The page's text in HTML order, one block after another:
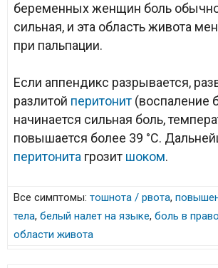
беременных женщин боль
сильная, и эта область живота
при пальпации.
Если аппендикс разрывается,
разлитой перитонит (воспаление
начинается сильная боль,
повышается более 39 °С.
перитонита грозит шоком.
Все симптомы: тошнота / рвота,
тела, белый налет на языке, боль в
области живота